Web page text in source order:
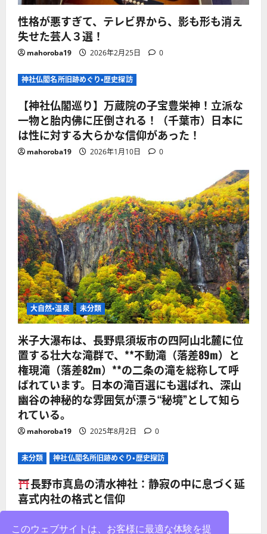
性格が悪すぎて、テレビ界から、影も形も消え
失せた芸人３選！
mahoroba19 2026年2月25日 0
神社仏閣名所旧跡めぐり・歴史探訪
【神社仏閣巡り】万蔵院の子宝豊栄神！立派な
一物と胎内佛に圧倒される！（千葉市）日本に
は性に対する大らかな信仰があった！
mahoroba19 2026年1月10日 0
大自然・温泉 未分類
米子大瀑布は、長野県須坂市の四阿山北麓に位
置する壮大な滝群で、**不動滝（落差89m）と
権現滝（落差82m）**の二条の滝を総称して呼
ばれています。日本の滝百選にも選ばれ、深山
幽谷の神秘的な雰囲気が漂う“秘境”として知ら
れている。
mahoroba19 2025年8月2日 0
未分類 神社仏閣名所旧跡めぐり・歴史探訪
長野市真島の清水神社：静寂の中に息づく延
喜式内社の格式と信仰
このウェブサイトは、お客様に最適な体験を提